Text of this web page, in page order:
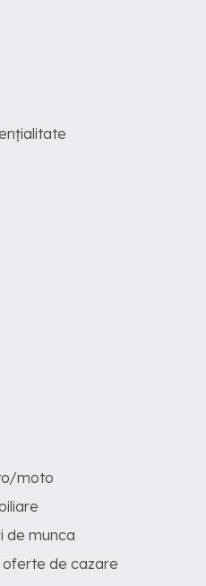
moto
de munca
oferte de cazare